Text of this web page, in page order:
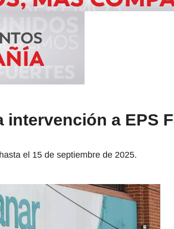
a EPS
el 15 de septiembre de 2025.